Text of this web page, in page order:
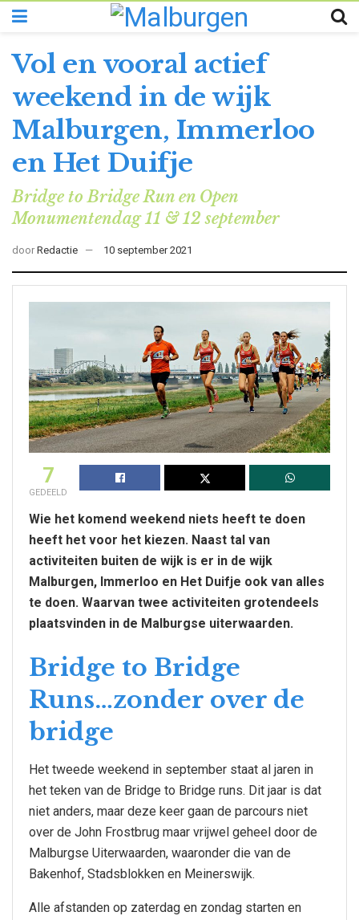
Vol en vooral actief
weekend in de wijk
Malburgen, Immerloo
en Het Duifje
Bridge to Bridge Run en Open
Monumentendag 11 & 12 september
door Redactie 10 september 2021
7
GEDEELD
Wie het komend weekend niets heeft te doen
heeft het voor het kiezen. Naast tal van
activiteiten buiten de wijk is er in de wijk
Malburgen, Immerloo en Het Duifje ook van alles
te doen. Waarvan twee activiteiten grotendeels
plaatsvinden in de Malburgse uiterwaarden.
Bridge to Bridge
Runs…zonder over de
bridge
Het tweede weekend in september staat al jaren in
het teken van de Bridge to Bridge runs. Dit jaar is dat
niet anders, maar deze keer gaan de parcours niet
over de John Frostbrug maar vrijwel geheel door de
Malburgse Uiterwaarden, waaronder die van de
Bakenhof, Stadsblokken en Meinerswijk.
Alle afstanden op zaterdag en zondag starten en